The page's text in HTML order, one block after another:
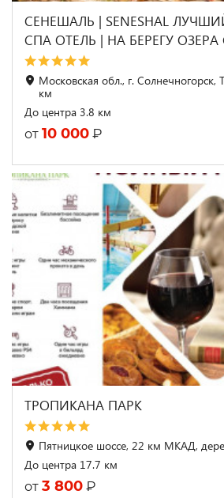
СЕНЕШАЛЬ | SENESHAL
СПА ОТЕЛЬ | НА БЕРЕГУ
Московская обл., г.
км
До центра 3.8 км
от 10 000 ₽
ТРОПИКАНА ПАРК
Пятницкое шоссе, 22 км МКАД,
До центра 17.7 км
от 3 800 ₽